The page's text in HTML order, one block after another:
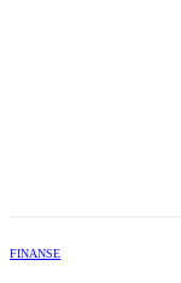
FINANSE